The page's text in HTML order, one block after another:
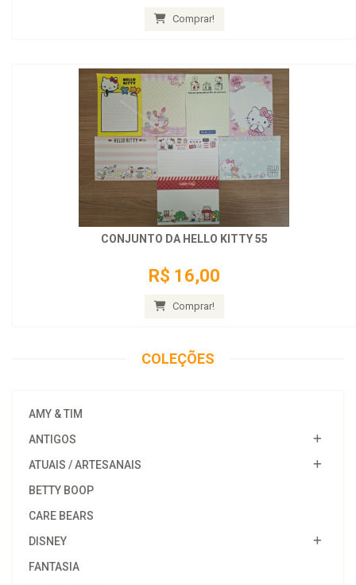
Comprar!
CONJUNTO DA HELLO KITTY 55
R$ 16,00
Comprar!
COLEÇÕES
AMY & TIM
ANTIGOS
ATUAIS / ARTESANAIS
BETTY BOOP
CARE BEARS
DISNEY
FANTASIA